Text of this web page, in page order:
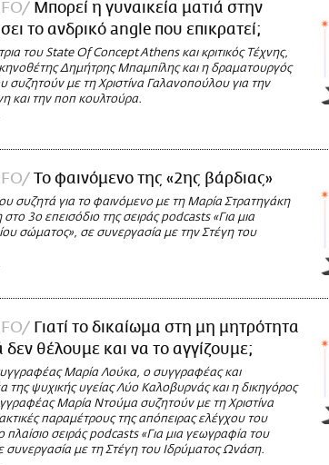
Μπορεί η γυναικεία ματιά στην
το ανδρικό angle που επικρατεί;
του State Of Concept Athens και κριτικός Τέχνης,
Δημήτρης Μπαμπίλης και η δραματουργός
συζητούν με τη Χριστίνα Γαλανοπούλου για την
και την ποπ κουλτούρα.
Το φαινόμενο της «2ης βάρδιας»
συζητά για το φαινόμενο με τη Μαρία Στρατηγάκη
3ο επεισόδιο της σειράς podcasts «Για μια
σώματος», σε συνεργασία με την Στέγη του
Γιατί το δικαίωμα στη μη μητρότητα
δεν θέλουμε και να το αγγίζουμε;
Μαρία Λούκα, ο συγγραφέας και
της ψυχικής υγείας Λύο Καλοβυρνάς και η δικηγόρος
Μαρία Ντούμα συζητούν με τη Χριστίνα
παραμέτρους της απόπειρας ελέγχου του
πλαίσιο σειράς podcasts «Για μια γεωγραφία του
συνεργασία με τη Στέγη του Ιδρύματος Ωνάση.